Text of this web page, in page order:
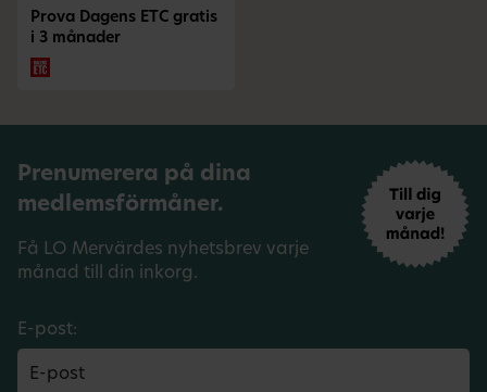
Prova Dagens ETC gratis
i 3 månader
Prenumerera på dina
medlemsförmåner.
Få LO Mervärdes nyhetsbrev varje
månad till din inkorg.
E-post: